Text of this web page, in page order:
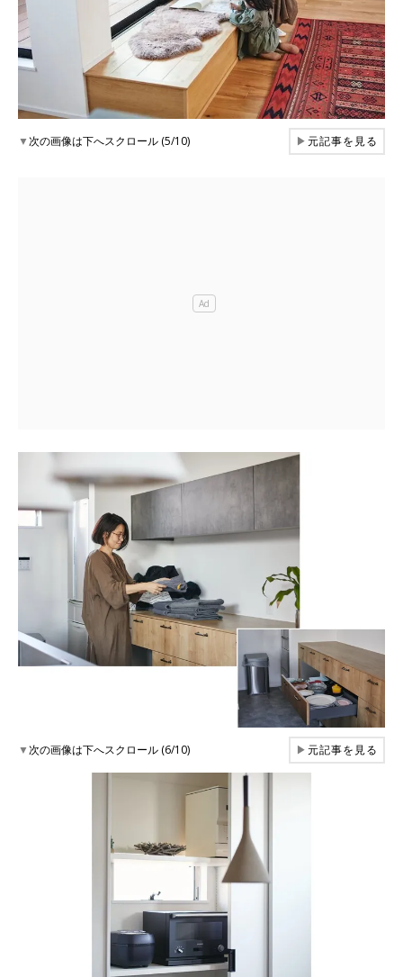
▼次の画像は下へスクロール (5/10) ▶元記事を見る
▼次の画像は下へスクロール (6/10) ▶元記事を見る